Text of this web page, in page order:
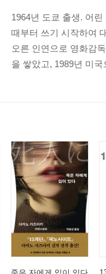
1964년 도쿄 출생. 어
때부터 쓰기 시작하여
오른 인연으로 영화감
을 쌓았고, 1989년 미